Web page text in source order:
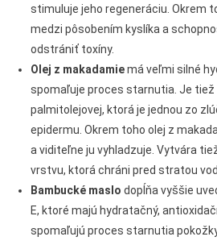
stimuluje jeho regeneráciu. Okrem
medzi pôsobením kyslíka a
odstrániť toxíny.
Olej z makadamiemá veľmi silné
spomaľuje proces starnutia. Je tiež
palmitolejovej, ktorá je jednou zo
epidermu. Okrem toho olej z
a viditeľne ju vyhladzuje. Vytvára
vrstvu, ktorá chráni pred stratou
Bambucké maslo dopĺňa vyššie
E, ktoré majú hydratačný,
spomaľujú proces starnutia